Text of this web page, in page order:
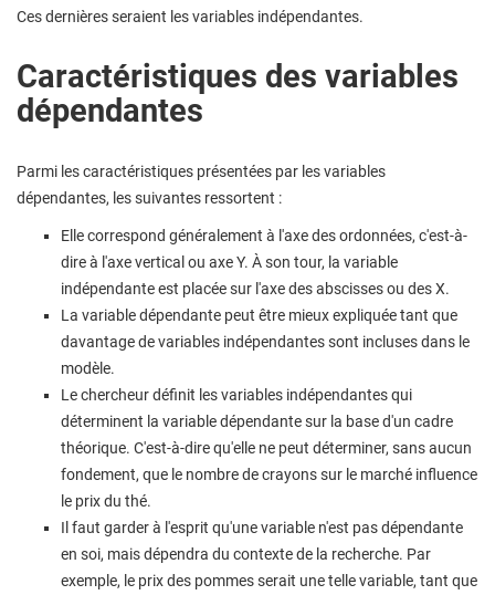
Ces dernières seraient les variables indépendantes.
Caractéristiques des variables
dépendantes
Parmi les caractéristiques présentées par les variables
dépendantes, les suivantes ressortent :
Elle correspond généralement à l'axe des ordonnées, c'est-à-
dire à l'axe vertical ou axe Y. À son tour, la variable
indépendante est placée sur l'axe des abscisses ou des X.
La variable dépendante peut être mieux expliquée tant que
davantage de variables indépendantes sont incluses dans le
modèle.
Le chercheur définit les variables indépendantes qui
déterminent la variable dépendante sur la base d'un cadre
théorique. C'est-à-dire qu'elle ne peut déterminer, sans aucun
fondement, que le nombre de crayons sur le marché influence
le prix du thé.
Il faut garder à l'esprit qu'une variable n'est pas dépendante
en soi, mais dépendra du contexte de la recherche. Par
exemple, le prix des pommes serait une telle variable, tant que